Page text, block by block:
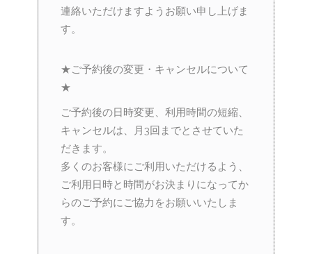
連絡いただけますようお願い申し上げま
す。
★ご予約後の変更・キャンセルについて
★
ご予約後の日時変更、利用時間の短縮、
キャンセルは、月3回までとさせていた
だきます。
多くのお客様にご利用いただけるよう、
ご利用日時と時間がお決まりになってか
らのご予約にご協力をお願いいたしま
す。